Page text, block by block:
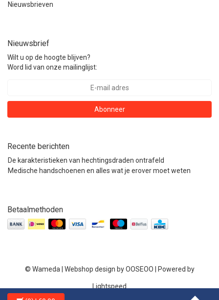
Nieuwsbrieven
Nieuwsbrief
Wilt u op de hoogte blijven?
Word lid van onze mailinglijst:
Abonneer
Recente berichten
De karakteristieken van hechtingsdraden ontrafeld
Medische handschoenen en alles wat je erover moet weten
Betaalmethoden
© Wameda | Webshop design byOOSEOO | Powered by
Lightspeed